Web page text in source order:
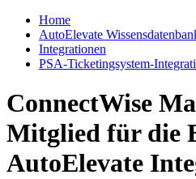
Home
AutoElevate
Integrationen
PSA-Ticketingsystem-
ConnectWise
Mitglied für die
AutoElevate